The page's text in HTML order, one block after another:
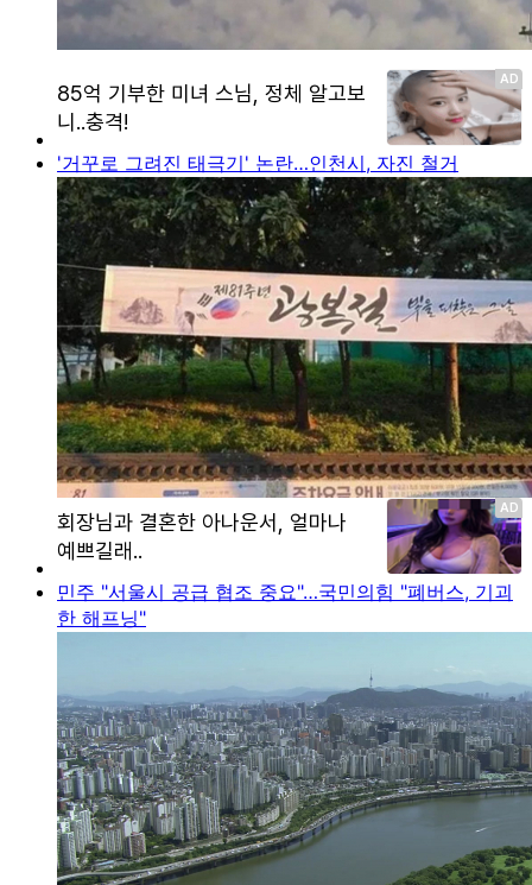
'거꾸로 그려진 태극기' 논란…인천시, 자진 철거
민주 "서울시 공급 협조 중요"…국민의힘 "폐버스, 기괴
한 해프닝"